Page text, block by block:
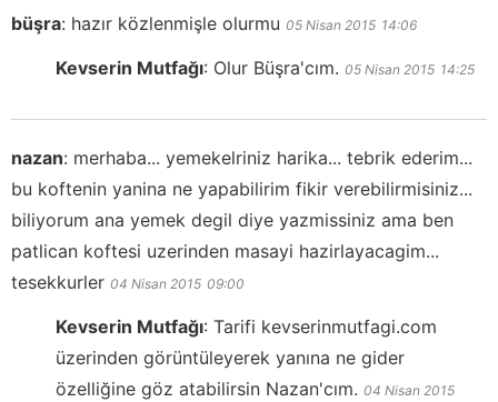
büşra: hazır közlenmişle olurmu 05 Nisan 2015 14:06
Kevserin Mutfağı: Olur Büşra'cım. 05 Nisan 2015 14:25
nazan: merhaba... yemekelriniz harika... tebrik ederim...
bu koftenin yanina ne yapabilirim fikir verebilirmisiniz...
biliyorum ana yemek degil diye yazmissiniz ama ben
patlican koftesi uzerinden masayi hazirlayacagim...
tesekkurler 04 Nisan 2015 09:00
Kevserin Mutfağı: Tarifi kevserinmutfagi.com
üzerinden görüntüleyerek yanına ne gider
özelliğine göz atabilirsin Nazan'cım. 04 Nisan 2015